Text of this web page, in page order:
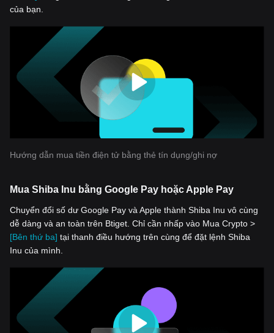
của bạn.
Hướng dẫn mua tiền điện tử bằng thẻ tín dụng/ghi nợ
Mua Shiba Inu bằng Google Pay hoặc Apple Pay
Chuyển đổi số dư Google Pay và Apple thành Shiba Inu vô cùng
dễ dàng và an toàn trên Btiget. Chỉ cần nhấp vào Mua Crypto >
[Bên thứ ba] tại thanh điều hướng trên cùng để đặt lệnh Shiba
Inu của mình.